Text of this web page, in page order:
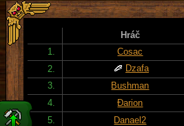
Hráč
1.
Cosac
2.
Dzafa
3.
Bushman
4.
Đarion
5.
Danael2